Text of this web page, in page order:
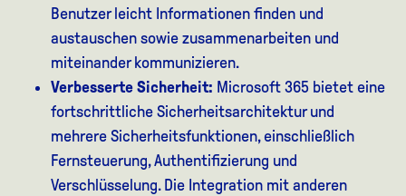
Benutzer leicht Informationen finden und
austauschen sowie zusammenarbeiten und
miteinander kommunizieren.
Verbesserte Sicherheit: Microsoft 365 bietet eine
fortschrittliche Sicherheitsarchitektur und
mehrere Sicherheitsfunktionen, einschließlich
Fernsteuerung, Authentifizierung und
Verschlüsselung. Die Integration mit anderen